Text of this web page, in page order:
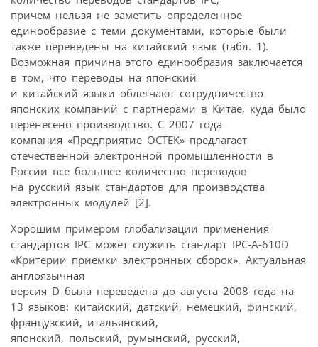
причем нельзя не заметить определенное
единообразие с теми документами, которые были
также переведены на китайский язык (табл. 1).
Возможная причина этого единообразия заключается
в том, что переводы на японский
и китайский языки облегчают сотрудничество
японских компаний с партнерами в Китае, куда было
перенесено производство. С 2007 года
компания «Предприятие ОСТЕК» предлагает
отечественной электронной промышленности в
России все большее количество переводов
на русский язык стандартов для производства
электронных модулей [2].
Хорошим примером глобализации применения
стандартов IPC может служить стандарт IPC-A-610D
«Критерии приемки электронных сборок». Актуальная
англоязычная
версия D была переведена до августа 2008 года на
13 языков: китайский, датский, немецкий, финский,
французский, итальянский,
японский, польский, румынский, русский,